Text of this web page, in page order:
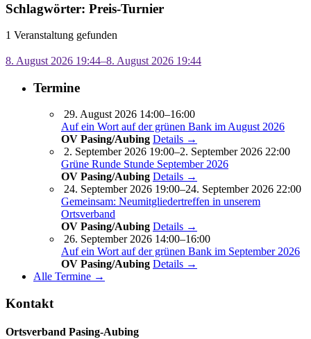
Schlagwörter: Preis-Turnier
1 Veranstaltung gefunden
8. August 2026 19:44–8. August 2026 19:44
Termine
29. August 2026 14:00–16:00
Auf ein Wort auf der grünen Bank im August 2026
OV Pasing/Aubing Details →
2. September 2026 19:00–2. September 2026 22:00
Grüne Runde Stunde September 2026
OV Pasing/Aubing Details →
24. September 2026 19:00–24. September 2026 22:00
Gemeinsam: Neumitgliedertreffen in unserem
Ortsverband
OV Pasing/Aubing Details →
26. September 2026 14:00–16:00
Auf ein Wort auf der grünen Bank im September 2026
OV Pasing/Aubing Details →
Alle Termine →
Kontakt
Ortsverband Pasing-Aubing